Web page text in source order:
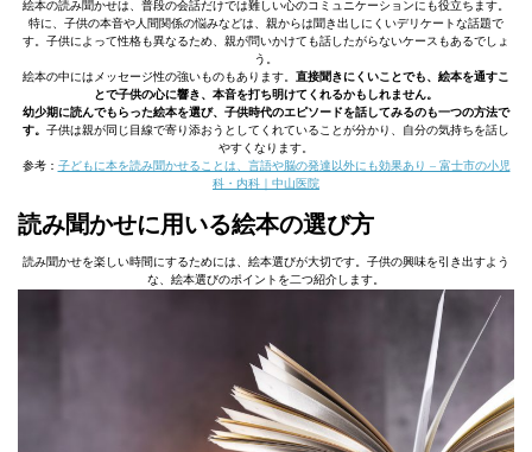
絵本の読み聞かせは、普段の会話だけでは難しい心のコミュニケーションにも役立ちます。
特に、子供の本音や人間関係の悩みなどは、親からは聞き出しにくいデリケートな話題で
す。子供によって性格も異なるため、親が問いかけても話したがらないケースもあるでしょ
う。
絵本の中にはメッセージ性の強いものもあります。 直接聞きにくいことでも、絵本を通すこ
とで子供の心に響き、本音を打ち明けてくれるかもしれません。
幼少期に読んでもらった絵本を選び、子供時代のエピソードを話してみるのも一つの方法で
す。 子供は親が同じ目線で寄り添おうとしてくれていることが分かり、自分の気持ちを話し
やすくなります。
参考： 子どもに本を読み聞かせることは、言語や脳の発達以外にも効果あり – 富士市の小児
科・内科｜中山医院
読み聞かせに用いる絵本の選び方
読み聞かせを楽しい時間にするためには、絵本選びが大切です。子供の興味を引き出すよう
な、絵本選びのポイントを二つ紹介します。